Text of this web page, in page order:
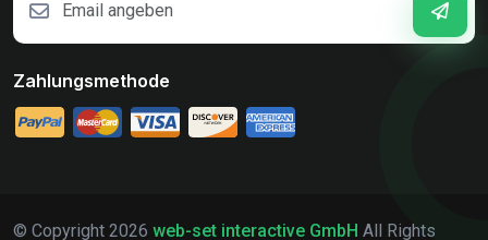
Zahlungsmethode
© Copyright 2026 web-set interactive GmbH All Rights